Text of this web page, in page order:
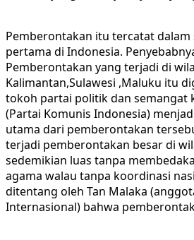
Pemberontakan itu tercatat dalam
pertama di Indonesia.
Pemberontakan yang terjadi di
Kalimantan,Sulawesi ,Maluku itu
tokoh partai politik dan semangat
(Partai Komunis Indonesia)
utama dari pemberontakan
terjadi pemberontakan besar di
sedemikian luas tanpa
agama walau tanpa koordinasi
ditentang oleh Tan Malaka
Internasional) bahwa